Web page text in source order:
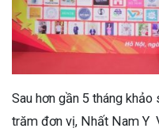
Sau hơn gần 5 tháng
trăm đơn vị, Nhất Nam Y